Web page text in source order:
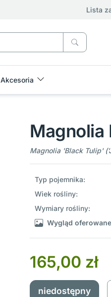
Lista
Akcesoria
Magnolia
Magnolia 'Black Tulip'
Typ pojemnika:
Wiek rośliny:
Wymiary rośliny:
Wygląd
165,00 zł
niedostępny